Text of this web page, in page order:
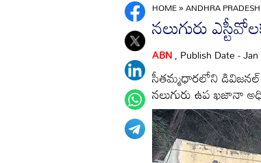
HOME»ANDHRA PRADESH
నలుగురు
ABN, Publish Date -
సీతమ్మధారలోని
నలుగురు ఉప ఖజానా